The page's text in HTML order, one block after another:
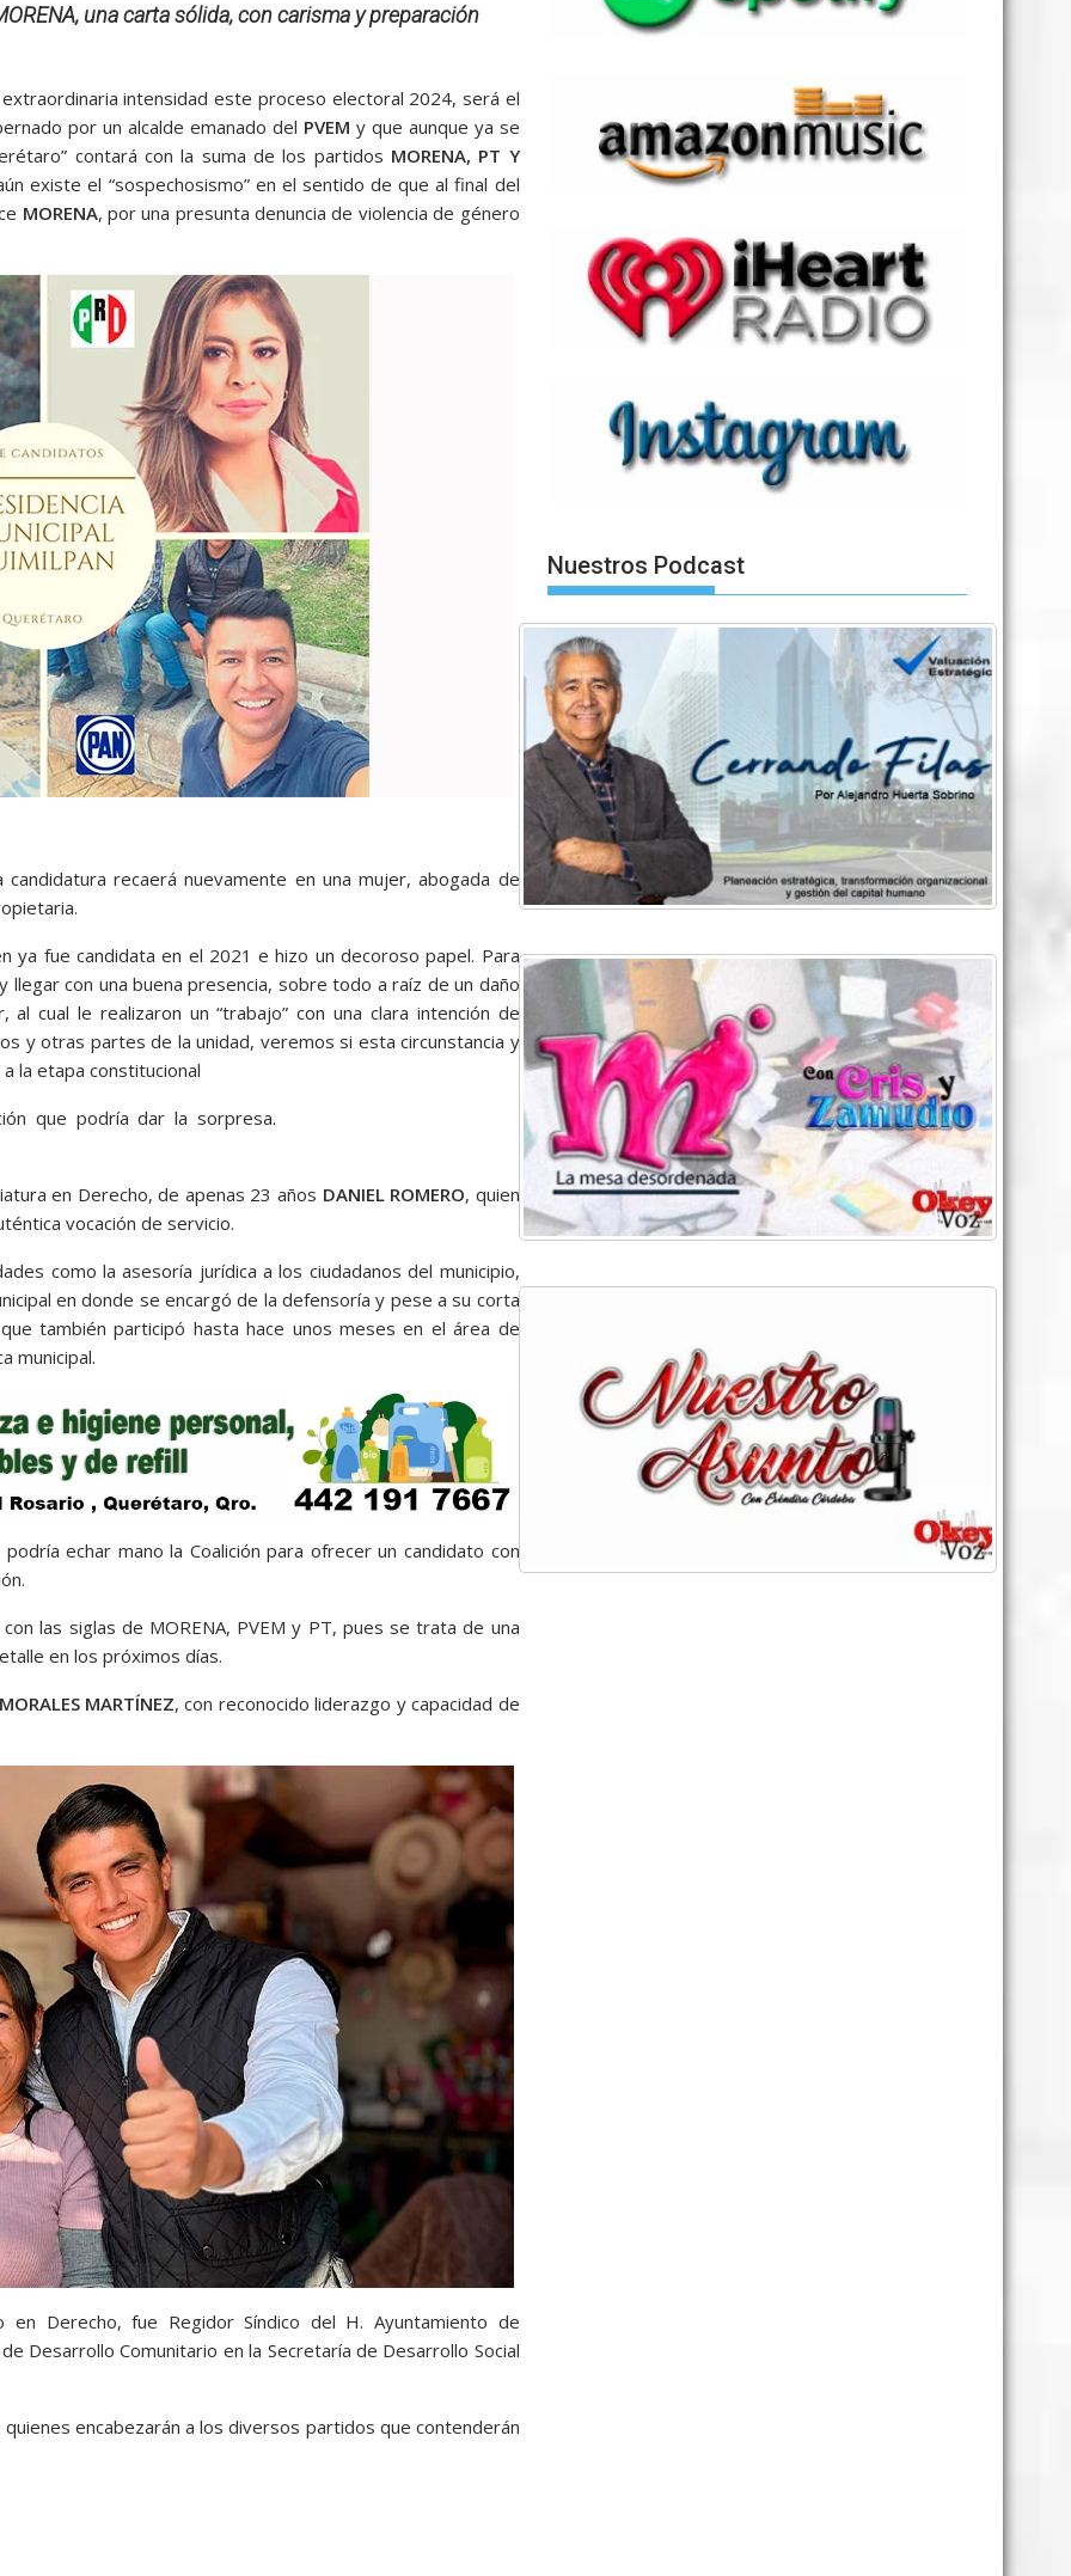
una carta sólida, con carisma y preparación
intensidad este proceso electoral 2024, será el
por un alcalde emanado del PVEM y que aunque ya se
contará con la suma de los partidos MORENA, PT Y
existe el “sospechosismo” en el sentido de que al final del
MORENA, por una presunta denuncia de violencia de género
recaerá nuevamente en una mujer, abogada de
ya fue candidata en el 2021 e hizo un decoroso papel. Para
con una buena presencia, sobre todo a raíz de un daño
cual le realizaron un “trabajo” con una clara intención de
y otras partes de la unidad, veremos si esta circunstancia y
la etapa constitucional
que podría dar la sorpresa.
en Derecho, de apenas 23 años DANIEL ROMERO, quien
vocación de servicio.
como la asesoría jurídica a los ciudadanos del municipio,
en donde se encargó de la defensoría y pese a su corta
también participó hasta hace unos meses en el área de
municipal.
echar mano la Coalición para ofrecer un candidato con
las siglas de MORENA, PVEM y PT, pues se trata de una
en los próximos días.
MARTÍNEZ, con reconocido liderazgo y capacidad de
en Derecho, fue Regidor Síndico del H. Ayuntamiento de
Desarrollo Comunitario en la Secretaría de Desarrollo Social
encabezarán a los diversos partidos que contenderán
Nuestros Podcast